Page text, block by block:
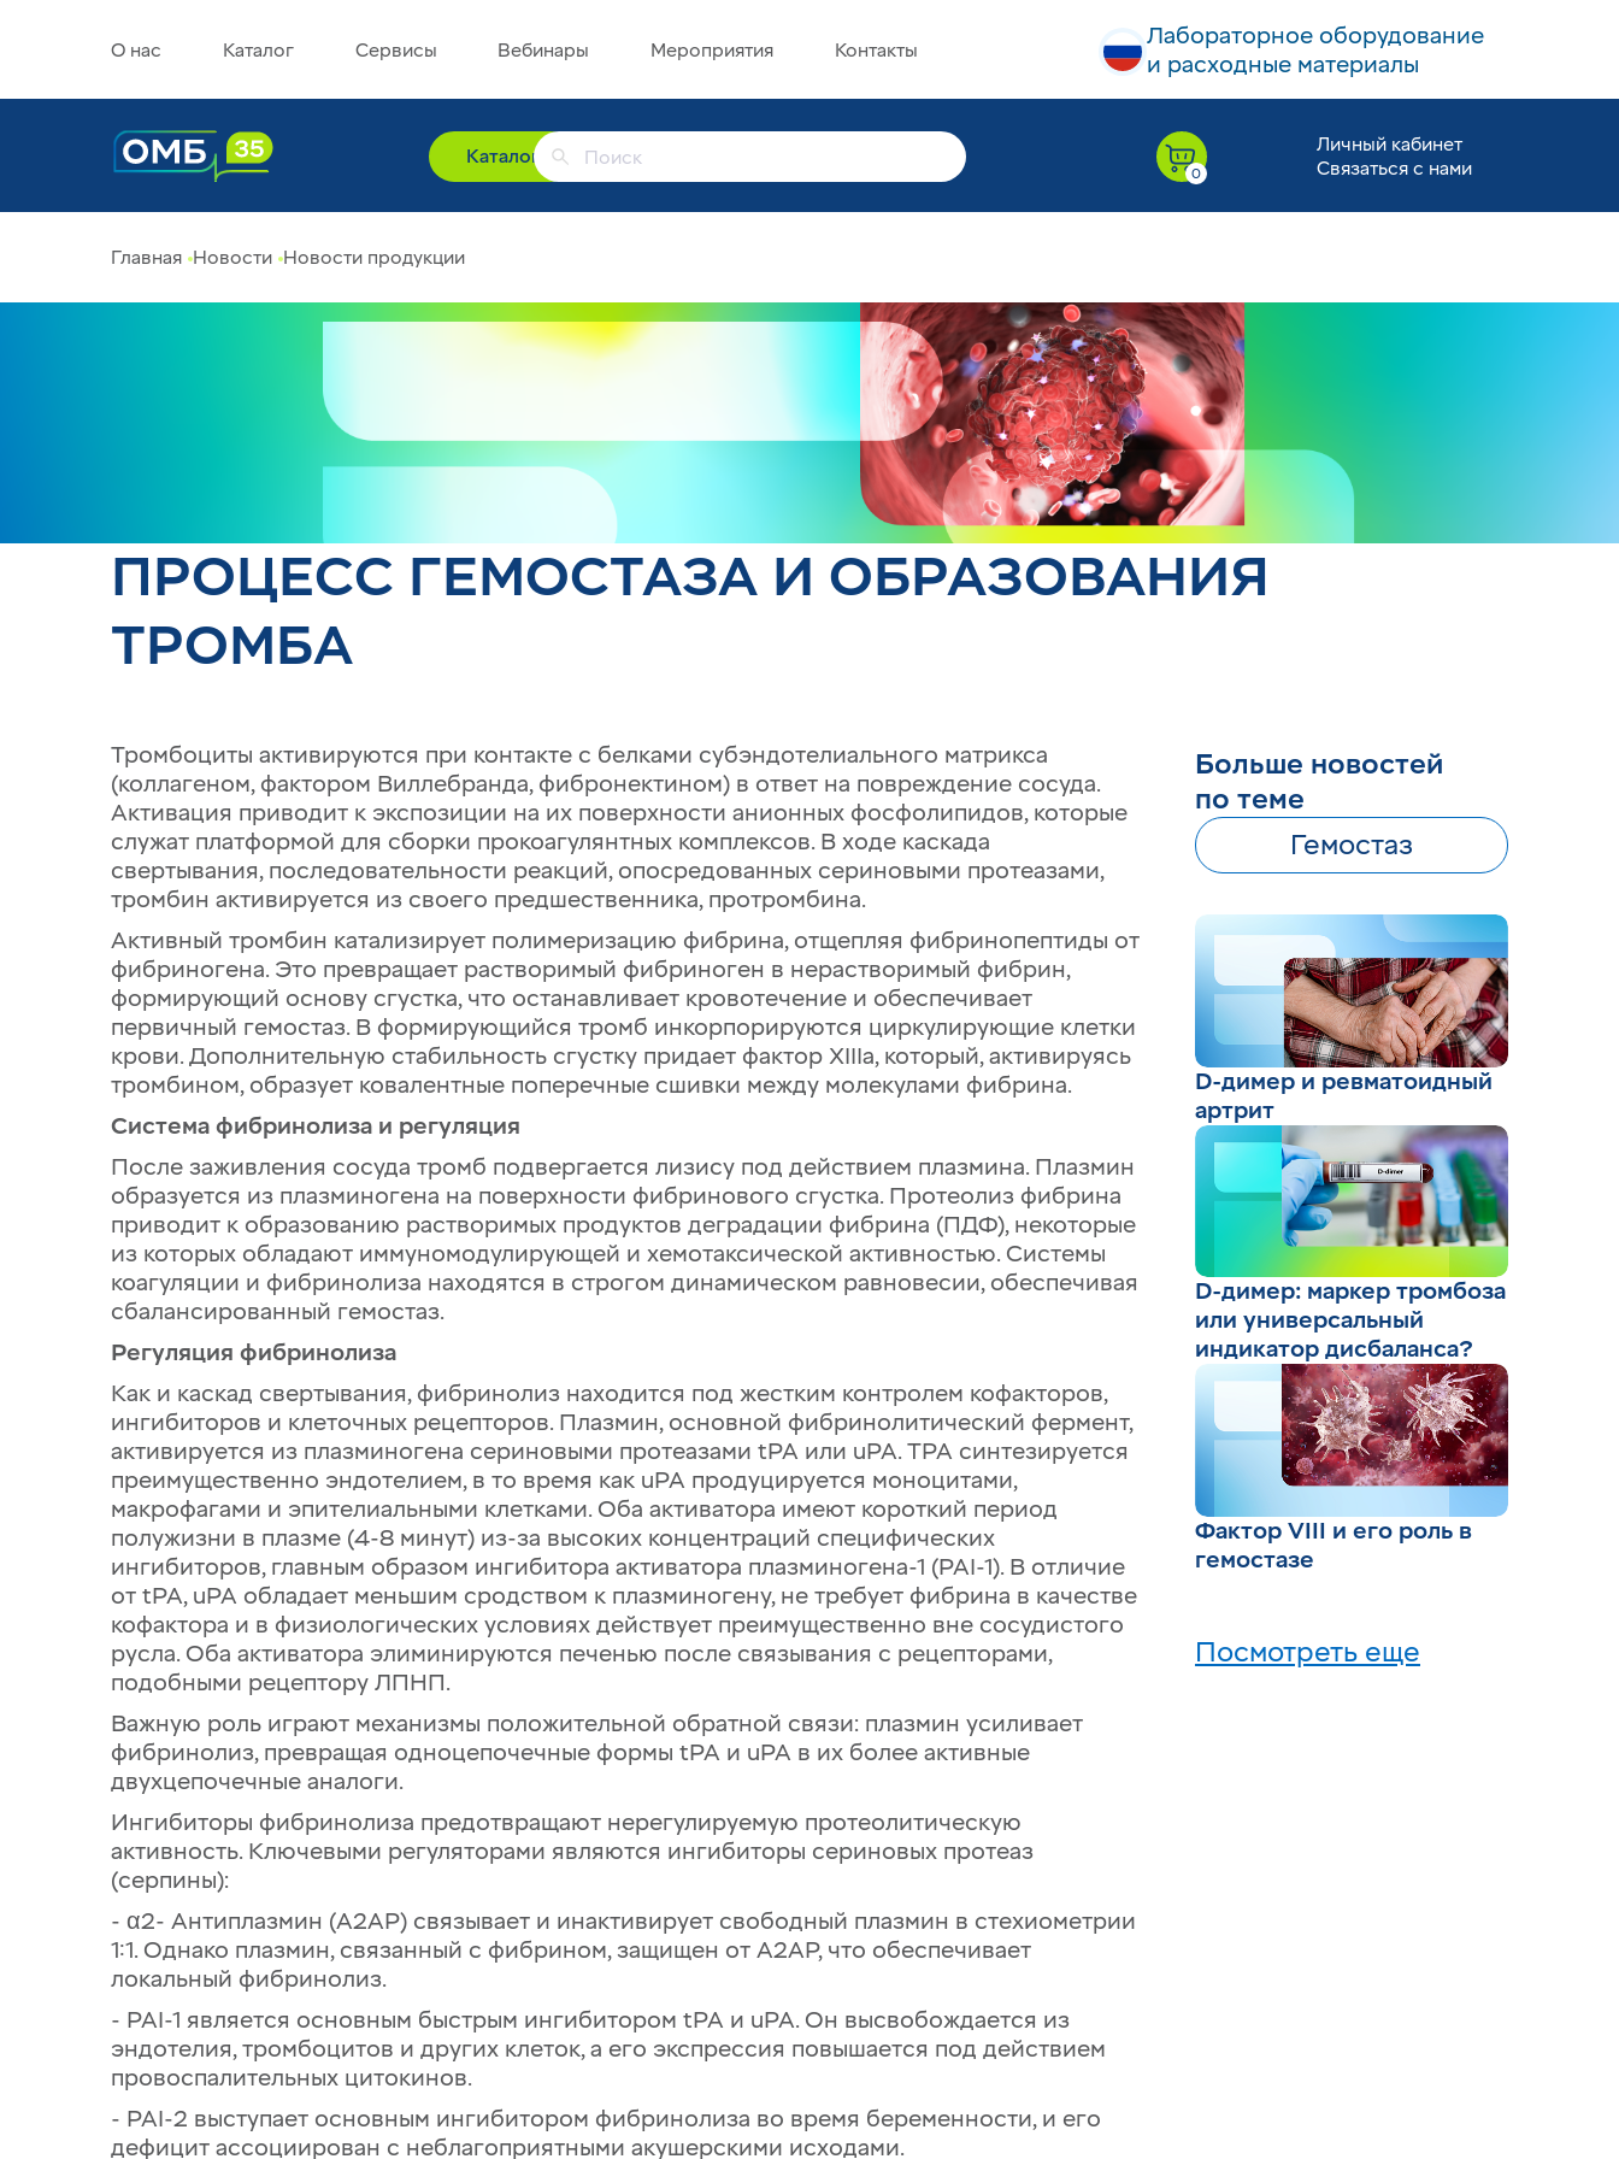
Лабораторное оборудование
и расходные материалы
О нас Каталог Сервисы Вебинары Мероприятия Контакты
Каталог
Личный кабинет
Связаться с нами
Главная Новости Новости продукции
ПРОЦЕСС ГЕМОСТАЗА И ОБРАЗОВАНИЯ
ТРОМБА
Тромбоциты активируются при контакте с белками субэндотелиального матрикса
(коллагеном, фактором Виллебранда, фибронектином) в ответ на повреждение сосуда.
Активация приводит к экспозиции на их поверхности анионных фосфолипидов, которые
служат платформой для сборки прокоагулянтных комплексов. В ходе каскада
свертывания, последовательности реакций, опосредованных сериновыми протеазами,
тромбин активируется из своего предшественника, протромбина.
Активный тромбин катализирует полимеризацию фибрина, отщепляя фибринопептиды от
фибриногена. Это превращает растворимый фибриноген в нерастворимый фибрин,
формирующий основу сгустка, что останавливает кровотечение и обеспечивает
первичный гемостаз. В формирующийся тромб инкорпорируются циркулирующие клетки
крови. Дополнительную стабильность сгустку придает фактор XIIIa, который, активируясь
тромбином, образует ковалентные поперечные сшивки между молекулами фибрина.
Система фибринолиза и регуляция
После заживления сосуда тромб подвергается лизису под действием плазмина. Плазмин
образуется из плазминогена на поверхности фибринового сгустка. Протеолиз фибрина
приводит к образованию растворимых продуктов деградации фибрина (ПДФ), некоторые
из которых обладают иммуномодулирующей и хемотаксической активностью. Системы
коагуляции и фибринолиза находятся в строгом динамическом равновесии, обеспечивая
сбалансированный гемостаз.
Регуляция фибринолиза
Как и каскад свертывания, фибринолиз находится под жестким контролем кофакторов,
ингибиторов и клеточных рецепторов. Плазмин, основной фибринолитический фермент,
активируется из плазминогена сериновыми протеазами tPA или uPA. TPA синтезируется
преимущественно эндотелием, в то время как uPA продуцируется моноцитами,
макрофагами и эпителиальными клетками. Оба активатора имеют короткий период
полужизни в плазме (4-8 минут) из-за высоких концентраций специфических
ингибиторов, главным образом ингибитора активатора плазминогена-1 (PAI-1). В отличие
от tPA, uPA обладает меньшим сродством к плазминогену, не требует фибрина в качестве
кофактора и в физиологических условиях действует преимущественно вне сосудистого
русла. Оба активатора элиминируются печенью после связывания с рецепторами,
подобными рецептору ЛПНП.
Важную роль играют механизмы положительной обратной связи: плазмин усиливает
фибринолиз, превращая одноцепочечные формы tPA и uPA в их более активные
двухцепочечные аналоги.
Ингибиторы фибринолиза предотвращают нерегулируемую протеолитическую
активность. Ключевыми регуляторами являются ингибиторы сериновых протеаз
(серпины):
- α2- Антиплазмин (A2AP) связывает и инактивирует свободный плазмин в стехиометрии
1:1. Однако плазмин, связанный с фибрином, защищен от A2AP, что обеспечивает
локальный фибринолиз.
- PAI-1 является основным быстрым ингибитором tPA и uPA. Он высвобождается из
эндотелия, тромбоцитов и других клеток, а его экспрессия повышается под действием
провоспалительных цитокинов.
- PAI-2 выступает основным ингибитором фибринолиза во время беременности, и его
дефицит ассоциирован с неблагоприятными акушерскими исходами.
Больше новостей
по теме
Гемостаз
D-димер и ревматоидный
артрит
D-димер: маркер тромбоза
или универсальный
индикатор дисбаланса?
Фактор VIII и его роль в
гемостазе
Посмотреть еще